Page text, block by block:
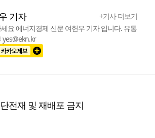
기자
+기사 더보기
요 에너지경제 신문 여헌우 기자 입니다. 유통
yes@ekn.kr
전재 및 재배포 금지